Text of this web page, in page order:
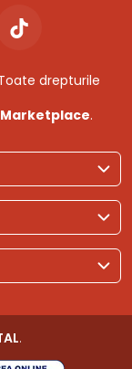
drepturile
.
.